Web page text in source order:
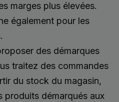
marges plus élevées.
également pour les
des démarques
traitez des commandes
du stock du magasin,
produits démarqués aux